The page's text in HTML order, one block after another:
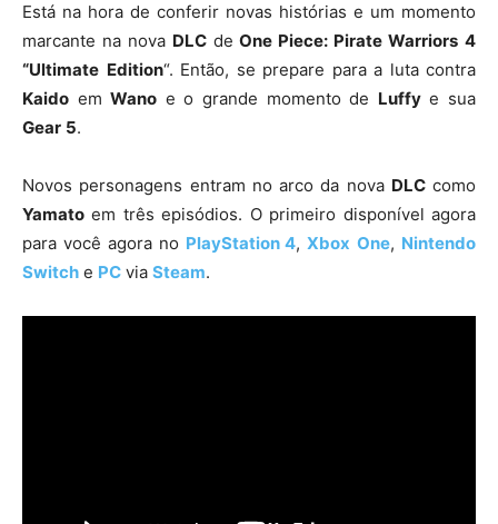
Está na hora de conferir novas histórias e um momento
marcante na nova DLCdeOne Piece: Pirate Warriors 4
“Ultimate Edition“. Então, se prepare para a luta contra
Kaido emWano e o grande momento de Luffye sua
Gear 5.
Novos personagens entram no arco da nova DLCcomo
Yamato em três episódios. O primeiro disponível agora
para você agora no PlayStation 4,Xbox One, Nintendo
Switch e PC via Steam.